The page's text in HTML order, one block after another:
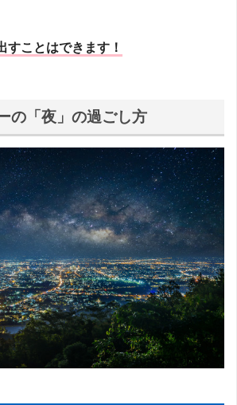
すことはできます！
の「夜」の過ごし方